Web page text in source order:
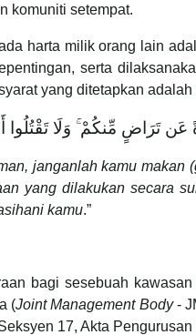
komuniti setempat.
harta milik orang lain
serta
yang ditetapkan
عَن تَرَاضٍ مِّنكُمْ ۚ وَلَا
janganlah kamu
yang dilakukan secara
kamu.”
bagi sesebuah
(Joint Management Body-
17, Akta Pengurusan